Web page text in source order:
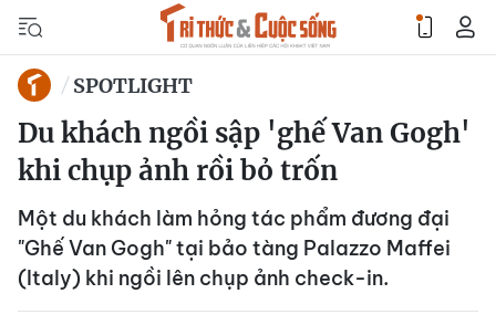
SPOTLIGHT
Du khách ngồi sập 'ghế Van Gogh'
khi chụp ảnh rồi bỏ trốn
Một du khách làm hỏng tác phẩm đương đại
"Ghế Van Gogh" tại bảo tàng Palazzo Maffei
(Italy) khi ngồi lên chụp ảnh check-in.